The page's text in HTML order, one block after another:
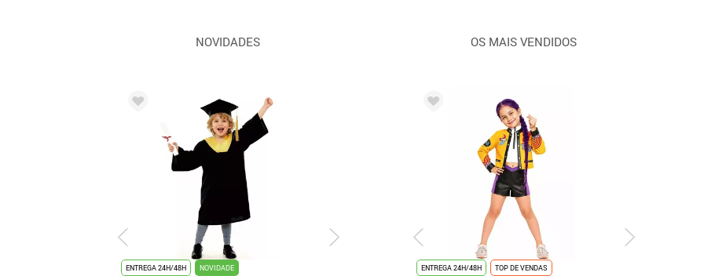
NOVIDADES
ENTREGA 24H/48H NOVIDADE ENTREGA 24H/48H NOVIDADE
OS MAIS VENDIDOS
ENTREGA 3/4 DIAS ENTREGA 24H/48H TOP DE VENDAS ENTREGA
ENTREGA 24H/48H